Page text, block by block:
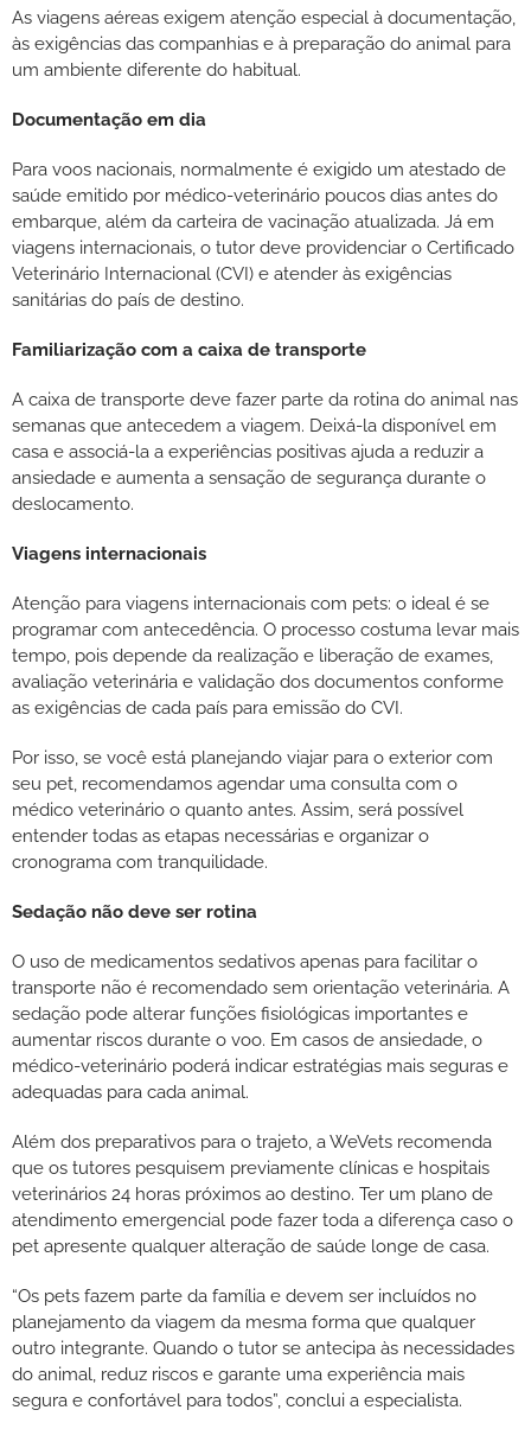
As viagens aéreas exigem atenção especial à documentação,
às exigências das companhias e à preparação do animal para
um ambiente diferente do habitual.
Documentação em dia
Para voos nacionais, normalmente é exigido um atestado de
saúde emitido por médico-veterinário poucos dias antes do
embarque, além da carteira de vacinação atualizada. Já em
viagens internacionais, o tutor deve providenciar o Certificado
Veterinário Internacional (CVI) e atender às exigências
sanitárias do país de destino.
Familiarização com a caixa de transporte
A caixa de transporte deve fazer parte da rotina do animal nas
semanas que antecedem a viagem. Deixá-la disponível em
casa e associá-la a experiências positivas ajuda a reduzir a
ansiedade e aumenta a sensação de segurança durante o
deslocamento.
Viagens internacionais
Atenção para viagens internacionais com pets: o ideal é se
programar com antecedência. O processo costuma levar mais
tempo, pois depende da realização e liberação de exames,
avaliação veterinária e validação dos documentos conforme
as exigências de cada país para emissão do CVI.
Por isso, se você está planejando viajar para o exterior com
seu pet, recomendamos agendar uma consulta com o
médico veterinário o quanto antes. Assim, será possível
entender todas as etapas necessárias e organizar o
cronograma com tranquilidade.
Sedação não deve ser rotina
O uso de medicamentos sedativos apenas para facilitar o
transporte não é recomendado sem orientação veterinária. A
sedação pode alterar funções fisiológicas importantes e
aumentar riscos durante o voo. Em casos de ansiedade, o
médico-veterinário poderá indicar estratégias mais seguras e
adequadas para cada animal.
Além dos preparativos para o trajeto, a WeVets recomenda
que os tutores pesquisem previamente clínicas e hospitais
veterinários 24 horas próximos ao destino. Ter um plano de
atendimento emergencial pode fazer toda a diferença caso o
pet apresente qualquer alteração de saúde longe de casa.
“Os pets fazem parte da família e devem ser incluídos no
planejamento da viagem da mesma forma que qualquer
outro integrante. Quando o tutor se antecipa às necessidades
do animal, reduz riscos e garante uma experiência mais
segura e confortável para todos”, conclui a especialista.